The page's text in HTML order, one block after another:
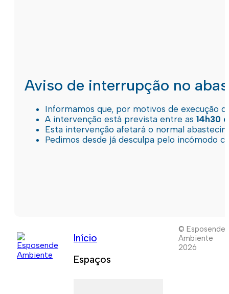
Aviso de interrupção no
Informamos que, por motivos de execução
A intervenção está prevista entre as 14h30
Esta intervenção afetará o normal
Pedimos desde já desculpa pelo incómodo
Início
Espaços
© Esposende
Ambiente
2026